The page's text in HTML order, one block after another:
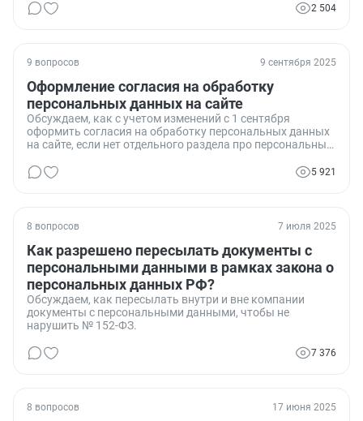
2 504
9 вопросов 9 сентября 2025
Оформление согласия на обработку
персональных данных на сайте
Обсуждаем, как с учетом изменений с 1 сентября
оформить согласия на обработку персональных данных
на сайте, если нет отдельного раздела про персональные
5 921
8 вопросов 7 июля 2025
Как разрешено пересылать документы с
персональными данными в рамках закона о
персональных данных РФ?
Обсуждаем, как пересылать внутри и вне компании
документы с персональными данными, чтобы не
нарушить № 152-ФЗ.
7 376
8 вопросов 17 июня 2025